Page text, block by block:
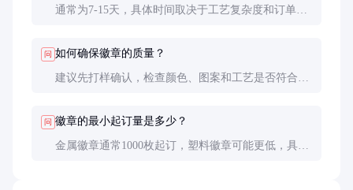
通常为7-15天，具体时间取决于工艺复杂度和订单
问 如何确保徽章的质量？
建议先打样确认，检查颜色、图案和工艺是否符合要
问 徽章的最小起订量是多少？
金属徽章通常1000枚起订，塑料徽章可能更低，具体